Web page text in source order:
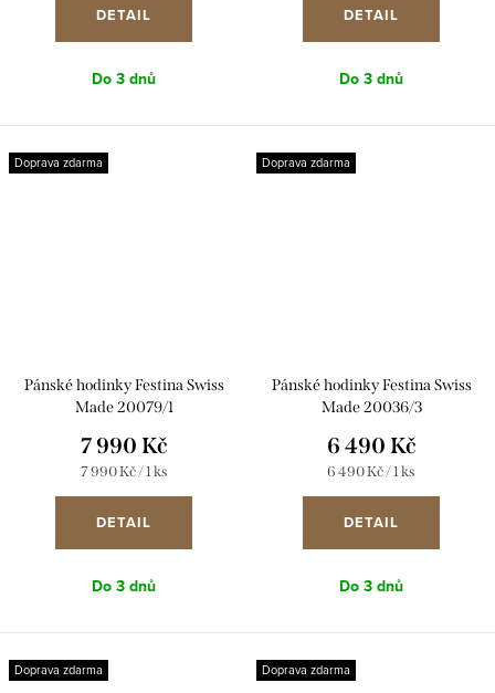
DETAIL
Do 3 dnů
DETAIL
Do 3 dnů
Doprava zdarma
Pánské hodinky Festina Swiss
Made 20079/1
7 990 Kč
Měrná
7 990 Kč / 1 ks
DETAIL
Do 3 dnů
Doprava zdarma
Pánské hodinky Festina Swiss
Made 20036/3
6 490 Kč
Měrná
6 490 Kč / 1 ks
DETAIL
Do 3 dnů
Doprava zdarma Doprava zdarma